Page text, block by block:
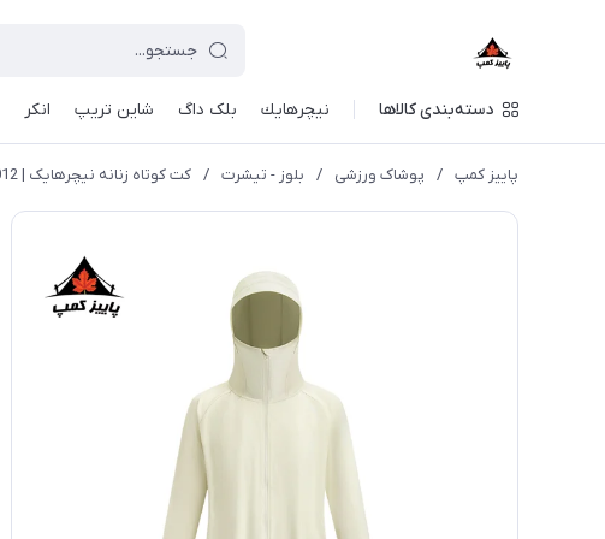
دسته‌بندی کالاها نيچرهايك بلک داگ شاین تریپ انکر
پاییز کمپ / پوشاک ورزشی / بلوز - تیشرت / کت کوتاه زنانه نیچرهایک | CYY2421FS012